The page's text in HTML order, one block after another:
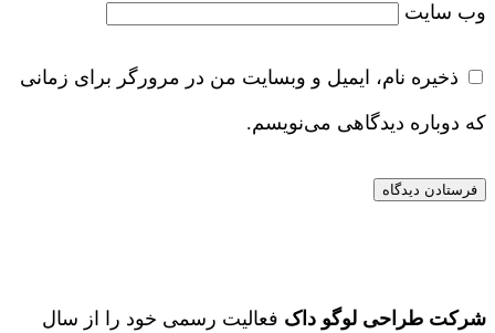
وب‌ سایت
ذخیره نام، ایمیل و وبسایت من در مرورگر برای زمانی
که دوباره دیدگاهی می‌نویسم.
شرکت طراحی لوگو داک فعالیت رسمی خود را از سال